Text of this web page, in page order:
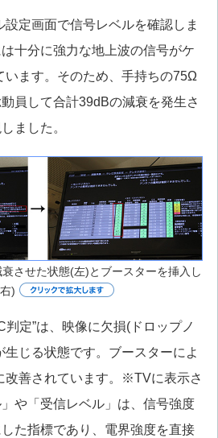
定画面で信号レベルを確認しま
十分に強力な地上波の信号がケ
います。そのため、手持ちの75Ω
員して合計39dBの減衰を発生さ
ました。
させた状態(左)とブースターを挿入し
)
判定”は、映像に欠損(ドロップノ
生じる状態です。ブースターによ
改善されています。※TVに表示さ
や「受信レベル」は、信号強度
た指標であり、電界強度を直接